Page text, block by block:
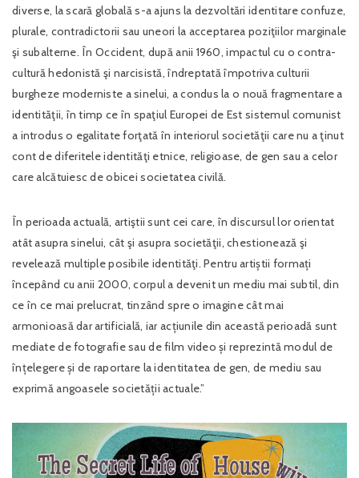
diverse, la scară globală s-a ajuns la dezvoltări identitare confuze,
plurale, contradictorii sau uneori la acceptarea poziţiilor marginale
şi subalterne. În Occident, după anii 1960, impactul cu o contra-
cultură hedonistă şi narcisistă, îndreptată împotriva culturii
burgheze moderniste a sinelui, a condus la o nouă fragmentare a
identităţii, în timp ce în spaţiul Europei de Est sistemul comunist
a introdus o egalitate forţată în interiorul societăţii care nu a ţinut
cont de diferitele identităţi etnice, religioase, de gen sau a celor
care alcătuiesc de obicei societatea civilă.
În perioada actuală, artiştii sunt cei care, în discursul lor orientat
atât asupra sinelui, cât şi asupra societăţii, chestionează şi
revelează multiple posibile identităţi. Pentru artiștii formați
începând cu anii 2000, corpul a devenit un mediu mai subtil, din
ce în ce mai prelucrat, tinzând spre o imagine cât mai
armonioasă dar artificială, iar acțiunile din această perioadă sunt
mediate de fotografie sau de film video și reprezintă modul de
înțelegere și de raportare la identitatea de gen, de mediu sau
exprimă angoasele societății actuale.”